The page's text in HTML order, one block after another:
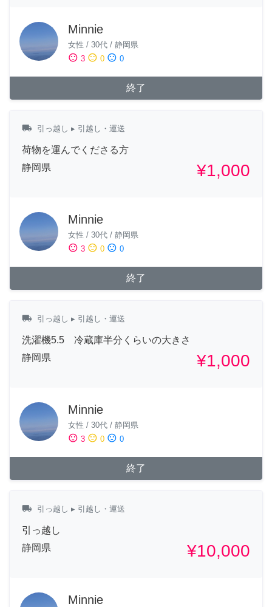
Minnie
女性 / 30代 / 静岡県
sentiment_satisfied 3 sentiment_neutral 0 sentiment_dissatisfied 0
終了
local_shipping 引っ越し ▸ 引越し・運送
荷物を運んでくださる方
静岡県
¥1,000
Minnie
女性 / 30代 / 静岡県
sentiment_satisfied 3 sentiment_neutral 0 sentiment_dissatisfied 0
終了
local_shipping 引っ越し ▸ 引越し・運送
洗濯機5.5 冷蔵庫半分くらいの大きさ
静岡県
¥1,000
Minnie
女性 / 30代 / 静岡県
sentiment_satisfied 3 sentiment_neutral 0 sentiment_dissatisfied 0
終了
local_shipping 引っ越し ▸ 引越し・運送
引っ越し
静岡県
¥10,000
Minnie